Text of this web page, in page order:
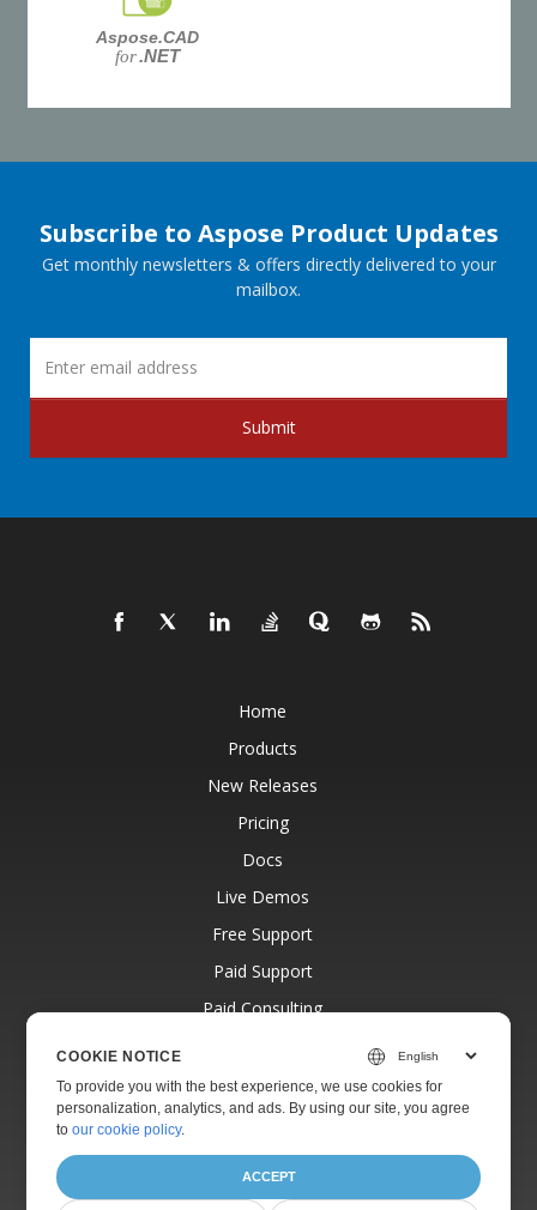
Aspose.CAD
for.NET
Subscribe to Aspose Product Updates
Get monthly newsletters & offers directly delivered to your
mailbox.
Submit
Home
Products
New Releases
Pricing
Docs
Live Demos
Free Support
Paid Support
Paid Consulting
Websites
About
COOKIE NOTICE
To provide you with the best experience, we use cookies for
personalization, analytics, and ads. By using our site, you agree
toour cookie policy.
ACCEPT